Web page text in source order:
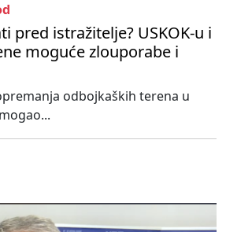
pred istražitelje? USKOK-u i
moguće zlouporabe i
odbojkaških terena u